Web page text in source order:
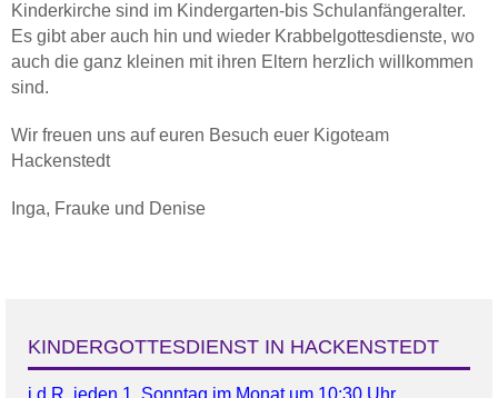
Kinderkirche sind im Kindergarten-bis Schulanfängeralter.
Es gibt aber auch hin und wieder Krabbelgottesdienste, wo
auch die ganz kleinen mit ihren Eltern herzlich willkommen
sind.
Wir freuen uns auf euren Besuch euer Kigoteam
Hackenstedt
Inga, Frauke und Denise
KINDERGOTTESDIENST IN HACKENSTEDT
i.d.R. jeden 1. Sonntag im Monat um 10:30 Uhr